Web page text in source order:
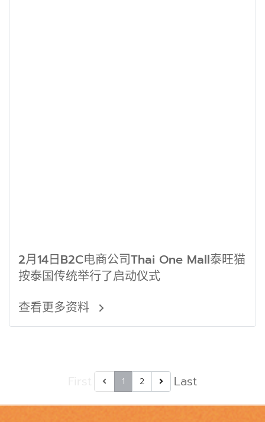
2月14日B2C电商公司Thai One Mall泰旺猫
按泰国传统举行了启动仪式
查看更多资料
1 2 Last